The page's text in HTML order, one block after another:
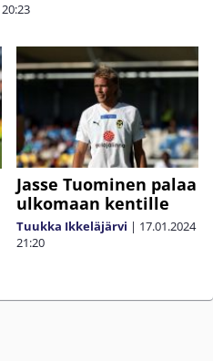
20:23
Jasse Tuominen palaa
ulkomaan kentille
Tuukka Ikkeläjärvi | 17.01.2024
21:20